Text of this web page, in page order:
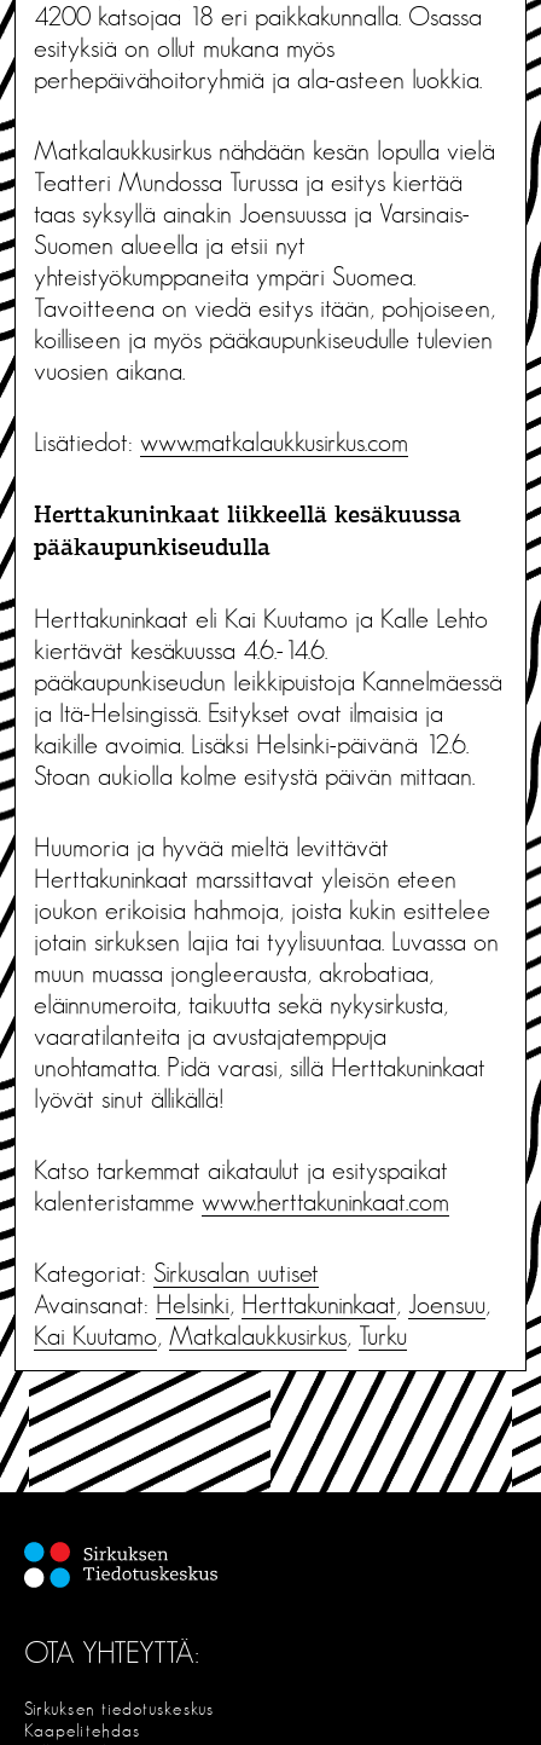
4200 katsojaa 18 eri paikkakunnalla. Osassa
esityksiä on ollut mukana myös
perhepäivähoitoryhmiä ja ala-asteen luokkia.
Matkalaukkusirkus nähdään kesän lopulla vielä
Teatteri Mundossa Turussa ja esitys kiertää
taas syksyllä ainakin Joensuussa ja Varsinais-
Suomen alueella ja etsii nyt
yhteistyökumppaneita ympäri Suomea.
Tavoitteena on viedä esitys itään, pohjoiseen,
koilliseen ja myös pääkaupunkiseudulle tulevien
vuosien aikana.
Lisätiedot: www.matkalaukkusirkus.com
Herttakuninkaat liikkeellä kesäkuussa
pääkaupunkiseudulla
Herttakuninkaat eli Kai Kuutamo ja Kalle Lehto
kiertävät kesäkuussa 4.6.-14.6.
pääkaupunkiseudun leikkipuistoja Kannelmäessä
ja Itä-Helsingissä. Esitykset ovat ilmaisia ja
kaikille avoimia. Lisäksi Helsinki-päivänä 12.6.
Stoan aukiolla kolme esitystä päivän mittaan.
Huumoria ja hyvää mieltä levittävät
Herttakuninkaat marssittavat yleisön eteen
joukon erikoisia hahmoja, joista kukin esittelee
jotain sirkuksen lajia tai tyylisuuntaa. Luvassa on
muun muassa jongleerausta, akrobatiaa,
eläinnumeroita, taikuutta sekä nykysirkusta,
vaaratilanteita ja avustajatemppuja
unohtamatta. Pidä varasi, sillä Herttakuninkaat
lyövät sinut ällikällä!
Katso tarkemmat aikataulut ja esityspaikat
kalenteristamme www.herttakuninkaat.com
Kategoriat: Sirkusalan uutiset
Avainsanat: Helsinki, Herttakuninkaat, Joensuu,
Kai Kuutamo, Matkalaukkusirkus, Turku
OTA YHTEYTTÄ:
Sirkuksen tiedotuskeskus
Kaapelitehdas